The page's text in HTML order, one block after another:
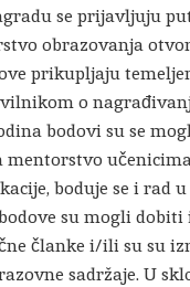
se prijavljuju
obrazovanja
prikupljaju
o
bodovi su se
boduje se i rad
su mogli
članke i/ili su su
sadržaje. U